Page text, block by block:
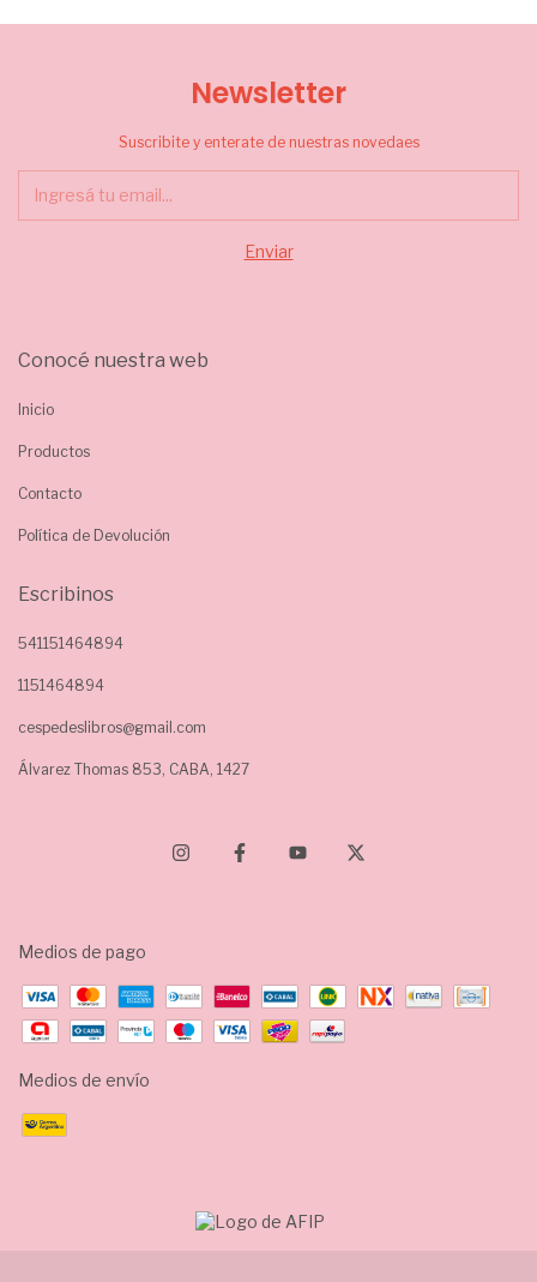
Newsletter
Suscribite y enterate de nuestras novedaes
Conocé nuestra web
Inicio
Productos
Contacto
Política de Devolución
Escribinos
541151464894
1151464894
cespedeslibros@gmail.com
Álvarez Thomas 853, CABA, 1427
Medios de pago
Medios de envío